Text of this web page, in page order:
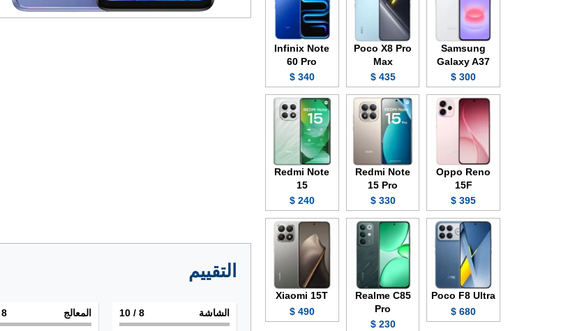
التقييم
الشاشة 8
/ 10 المعالج 8
Samsung
Galaxy A37
300 $
Poco X8 Pro
Max
435 $
Infinix Note
60 Pro
340 $
Oppo Reno
15F
395 $
Redmi Note
15 Pro
330 $
Redmi Note
15
240 $
Poco F8 Ultra
680 $
Realme C85
Pro
230 $
Xiaomi 15T
490 $